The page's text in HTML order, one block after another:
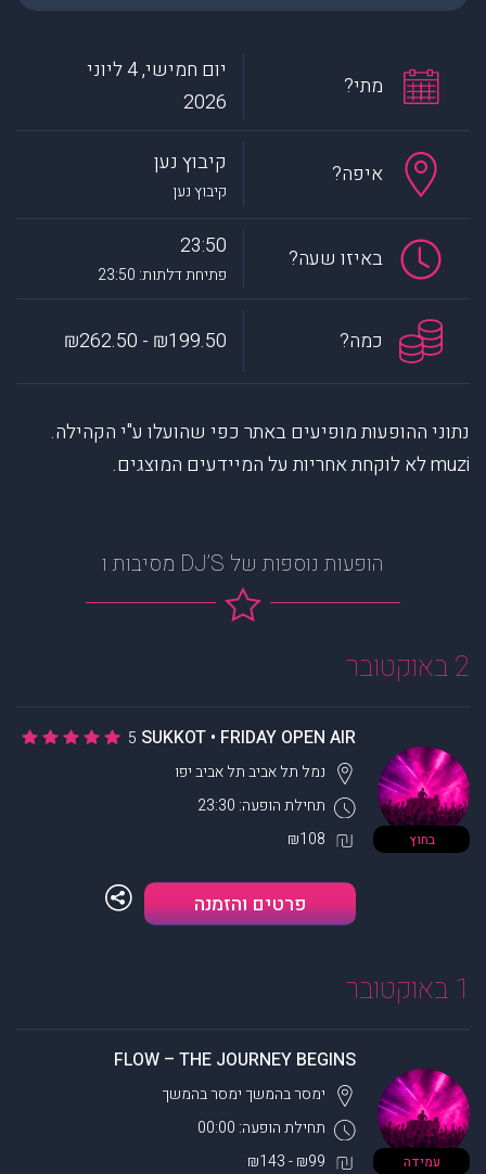
מתי?
יום חמישי, 4 ליוני
2026
איפה? קיבוץ נען
קיבוץ נען
באיזו שעה? 23:50
פתיחת דלתות: 23:50
כמה? ₪199.50 - ₪262.50
נתוני ההופעות מופיעים באתר כפי שהועלו ע"י הקהילה.
muzi לא לוקחת אחריות על המיידעים המוצגים.
הופעות נוספות של DJ’S מסיבות ו
2 באוקטובר
בחוץ
SUKKOT • FRIDAY OPEN AIR
5
תחילת הופעה: 23:30
נמל תל אביבתל אביב יפו
₪108
פרטים והזמנה
1 באוקטובר
עמידה
FLOW – THE JOURNEY BEGINS
תחילת הופעה: 00:00
ימסר בהמשך ימסר בהמשך
₪99 - ₪143